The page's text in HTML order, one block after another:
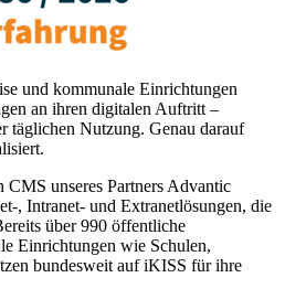
und kommunale Einrichtungen
an ihren digitalen Auftritt –
täglichen Nutzung. Genau darauf
unseres Partners Advantic
, Intranet- und Extranetlösungen, die
über 990 öffentliche
Einrichtungen wie Schulen,
bundesweit auf iKISS für ihre